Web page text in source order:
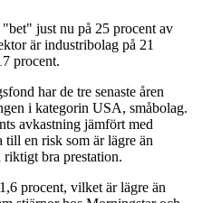
just nu på 25 procent av
är industribolag på 21
procent.
har de tre senaste åren
i kategorin USA, småbolag.
avkastning jämfört med
till en risk som är lägre än
bra prestation.
procent, vilket är lägre än